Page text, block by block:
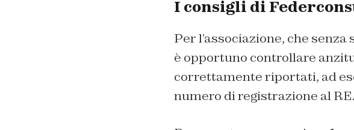
I consigli di
Per l’associazione, che
è opportuno controllare
correttamente riportati, ad
numero di registrazione al